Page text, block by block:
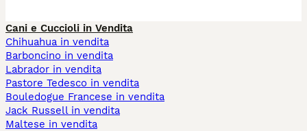
Cani e Cuccioli in Vendita
Chihuahua in vendita
Barboncino in vendita
Labrador in vendita
Pastore Tedesco in vendita
Bouledogue Francese in vendita
Jack Russell in vendita
Maltese in vendita